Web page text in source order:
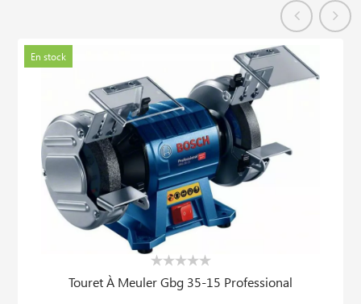
En stock
Touret À Meuler Gbg 35-15 Professional